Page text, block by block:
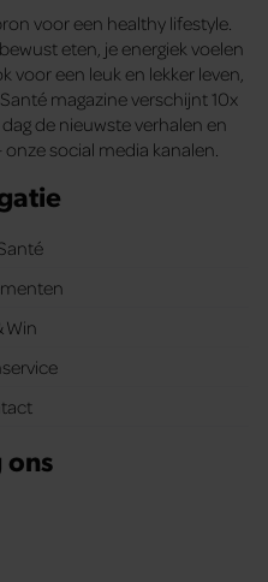
voor een healthy lifestyle.
eten, je energiek voelen
voor een leuk en lekker leven,
magazine verschijnt 10x
de nieuwste verhalen en
social media kanalen.
Win
ons